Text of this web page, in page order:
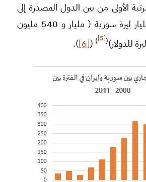
2011 المرتبة الأولى من بين الدول المصدرة إلى
سورية بنحو 77 مليار ليرة سورية ( مليار و 540 مليون
(
[5]
)
(
[6]
).